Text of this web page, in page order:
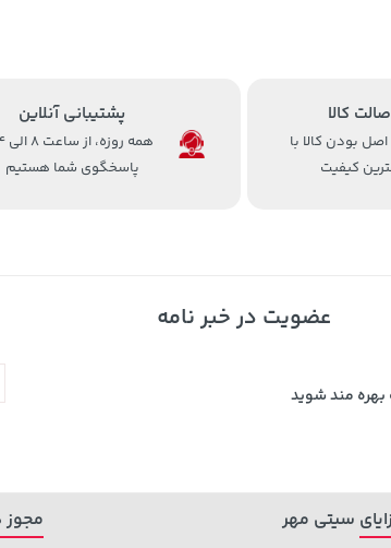
کالا
بودن کالا با
کیفیت
پشتیبانی آنلاین
همه
پاسخگوی شما هستیم
عضویت در خبر نامه
بهره مند شوید
سیتی مهر مجوز